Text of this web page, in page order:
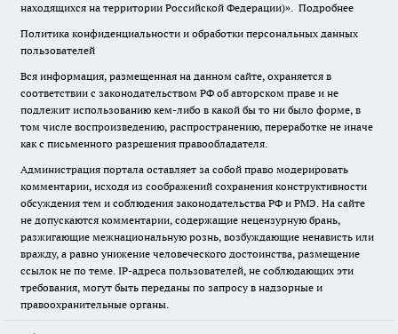
находящихся на территории Российской Федерации)». Подробнее
Политика конфиденциальности и обработки персональных данных
пользователей
Вся информация, размещенная на данном сайте, охраняется в
соответствии с законодательством РФ об авторском праве и не
подлежит использованию кем-либо в какой бы то ни было форме, в
том числе воспроизведению, распространению, переработке не иначе
как с письменного разрешения правообладателя.
Администрация портала оставляет за собой право модерировать
комментарии, исходя из соображений сохранения конструктивности
обсуждения тем и соблюдения законодательства РФ и РМЭ. На сайте
не допускаются комментарии, содержащие нецензурную брань,
разжигающие межнациональную рознь, возбуждающие ненависть или
вражду, а равно унижение человеческого достоинства, размещение
ссылок не по теме. IP-адреса пользователей, не соблюдающих эти
требования, могут быть переданы по запросу в надзорные и
правоохранительные органы.